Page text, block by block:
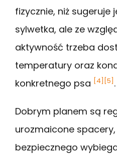
fizycznie, niż
sylwetka, ale ze
aktywność trzeba
temperatury oraz
konkretnego psa [4] [5] .
Dobrym planem są
urozmaicone
bezpiecznego